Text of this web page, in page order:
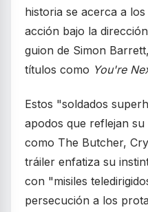
historia se acerca a
acción bajo la
guion de Simon
títulos como You're
Estos "soldados
apodos que reflejan
como The Butcher,
tráiler enfatiza su
con "misiles
persecución a los